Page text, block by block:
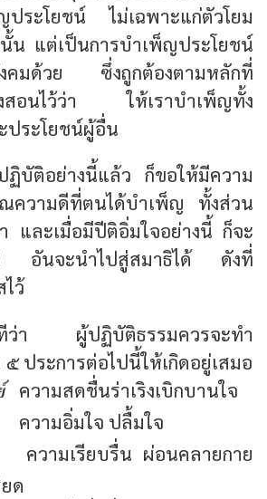
ประโยชน์ ไม่เฉพาะแก่ตัวโยม
น แต่เป็นการบำเพ็ญประโยชน์
งคมด้วย ซึ่งถูกต้องตามหลักที่
งสอนไว้ว่า ให้เราบำเพ็ญทั้ง
ประโยชน์ผู้อื่น
ปฏิบัติอย่างนี้แล้ว ก็ขอให้มีความ
ความดีที่ตนได้บำเพ็ญ ทั้งส่วน
ละเมื่อมีปีติอิ่มใจอย่างนี้ ก็จะ
อันจะนำไปสู่สมาธิได้ ดังที่
ว้
ว่า ผู้ปฏิบัติธรรมควรจะทำ
ประการต่อไปนี้ให้เกิดอยู่เสมอ
ความสดชื่นร่าเริงเบิกบานใจ
ความอิ่มใจ ปลื้มใจ
ความเรียบรื่น ผ่อนคลายกาย
ด